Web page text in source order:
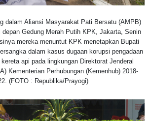
dalam Aliansi Masyarakat Pati Bersatu (AMPB)
Gedung Merah Putih KPK, Jakarta, Senin
mereka menuntut KPK menetapkan Bupati
dalam kasus dugaan korupsi pengadaan
api pada lingkungan Direktorat Jenderal
Kementerian Perhubungan (Kemenhub) 2018-
(FOTO : Republika/Prayogi)